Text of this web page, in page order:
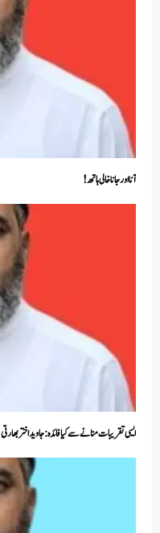
آنا اور جانا خالی ہاتھ!
ایسی تقریبات منانے سے کیا فائدہ:جاوید اختر بھارتی